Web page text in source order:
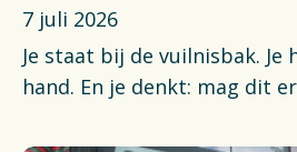
7 juli 2026
Je staat bij de vuilnisbak. Je
hand. En je denkt: mag dit